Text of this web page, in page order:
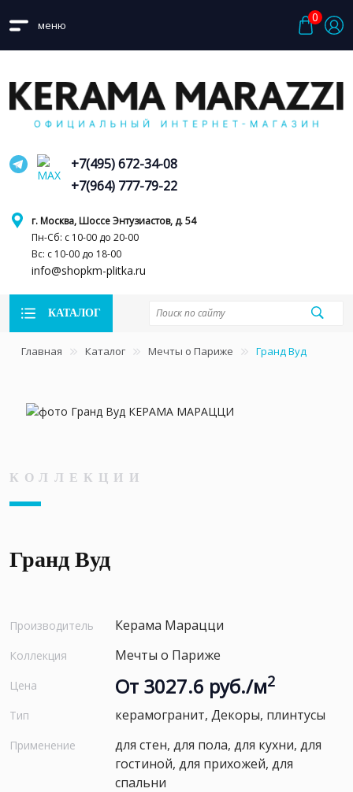
меню
0
г. Москва, Шоссе Энтузиастов, д. 54
Пн-Сб: с 10-00 до 20-00
Вс: с 10-00 до 18-00
info@shopkm-plitka.ru
+7(495) 672-34-08
+7(964) 777-79-22
КАТАЛОГ
Главная Каталог Мечты о Париже Гранд Вуд
КОЛЛЕКЦИИ
Гранд Вуд
Производитель Керама Марацци
Коллекция Мечты о Париже
Цена От 3027.6 руб./м2
Тип керамогранит, Декоры, плинтусы
Применение
для стен, для пола, для кухни, для
гостиной, для прихожей, для
спальни